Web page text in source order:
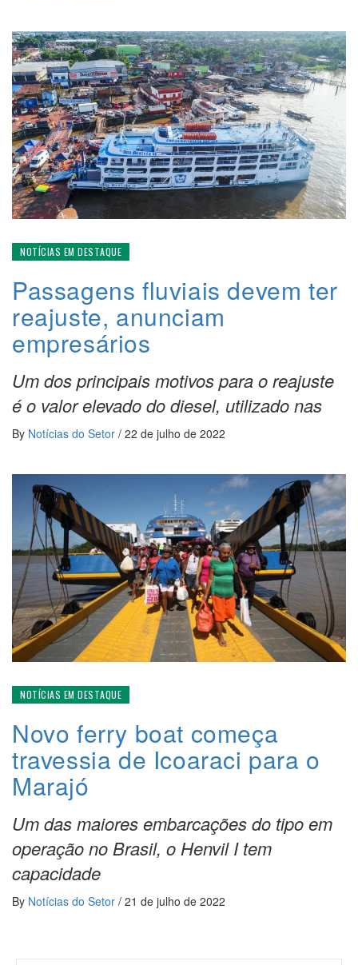
NOTÍCIAS EM DESTAQUE
Passagens fluviais devem ter
reajuste, anunciam
empresários
Um dos principais motivos para o reajuste
é o valor elevado do diesel, utilizado nas
By Notícias do Setor / 22 de julho de 2022
NOTÍCIAS EM DESTAQUE
Novo ferry boat começa
travessia de Icoaraci para o
Marajó
Um das maiores embarcações do tipo em
operação no Brasil, o Henvil I tem
capacidade
By Notícias do Setor / 21 de julho de 2022